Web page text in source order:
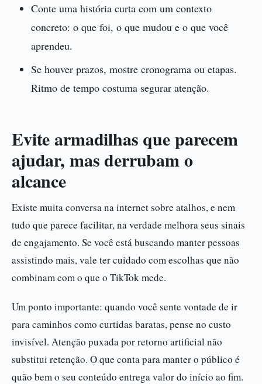
Conte uma história curta com um contexto
concreto: o que foi, o que mudou e o que você
aprendeu.
Se houver prazos, mostre cronograma ou etapas.
Ritmo de tempo costuma segurar atenção.
Evite armadilhas que parecem
ajudar, mas derrubam o
alcance
Existe muita conversa na internet sobre atalhos, e nem
tudo que parece facilitar, na verdade melhora seus sinais
de engajamento. Se você está buscando manter pessoas
assistindo mais, vale ter cuidado com escolhas que não
combinam com o que o TikTok mede.
Um ponto importante: quando você sente vontade de ir
para caminhos como curtidas baratas, pense no custo
invisível. Atenção puxada por retorno artificial não
substitui retenção. O que conta para manter o público é
quão bem o seu conteúdo entrega valor do início ao fim.